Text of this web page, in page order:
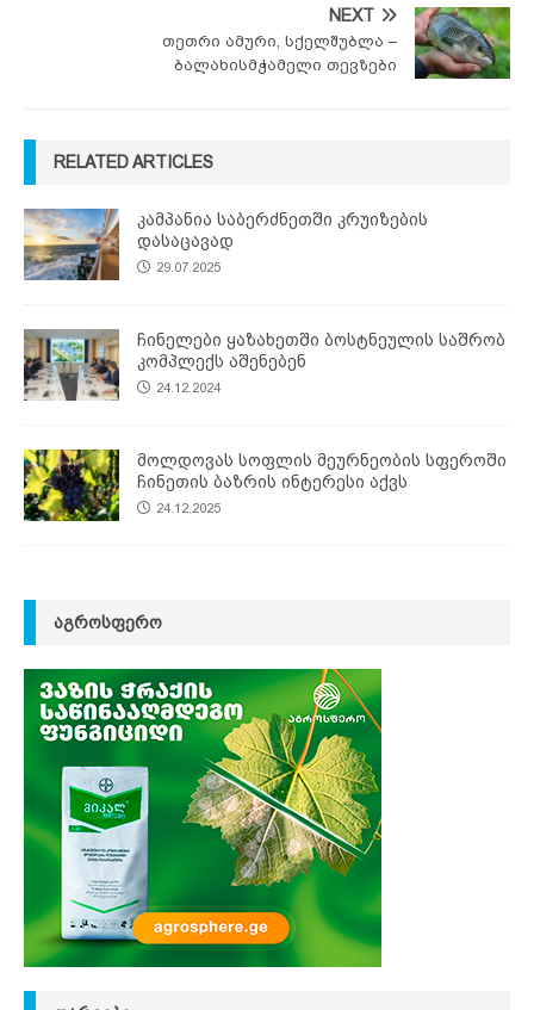
NEXT
თეთრი ამური, სქელშუბლა –
ბალახისმჭამელი თევზები
RELATED ARTICLES
კამპანია საბერძნეთში კრუიზების
დასაცავად
29.07.2025
ჩინელები ყაზახეთში ბოსტნეულის საშრობ
კომპლექს აშენებენ
24.12.2024
მოლდოვას სოფლის მეურნეობის სფეროში
ჩინეთის ბაზრის ინტერესი აქვს
24.12.2025
ᲐᲒᲠᲝᲡᲤᲔᲠᲝ